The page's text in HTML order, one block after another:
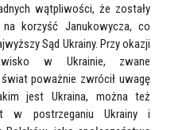
wątpliwości, że zostały
korzyść Janukowycza, co
Sąd Ukrainy. Przy okazji
w Ukrainie, zwane
poważnie zwrócił uwagę
jest Ukraina, można też
w postrzeganiu Ukrainy i